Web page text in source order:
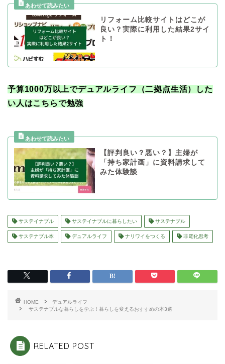
リフォーム比較サイトはどこが
良い？実際に利用した結果2サイ
ト！
予算1000万以上でデュアルライフ（二拠点生活）した
い人はこちらで勉強
【評判良い？悪い？】主婦が
「持ち家計画」に資料請求して
みた体験談
サステイナブル サステイナブルに暮らしたい サステナブル
サステナブル本 デュアルライフ ナリワイをつくる 非電化思考
HOME
デュアルライフ
サステナブルな暮らしを学ぶ！暮らしを変えるおすすめの本3選
RELATED POST